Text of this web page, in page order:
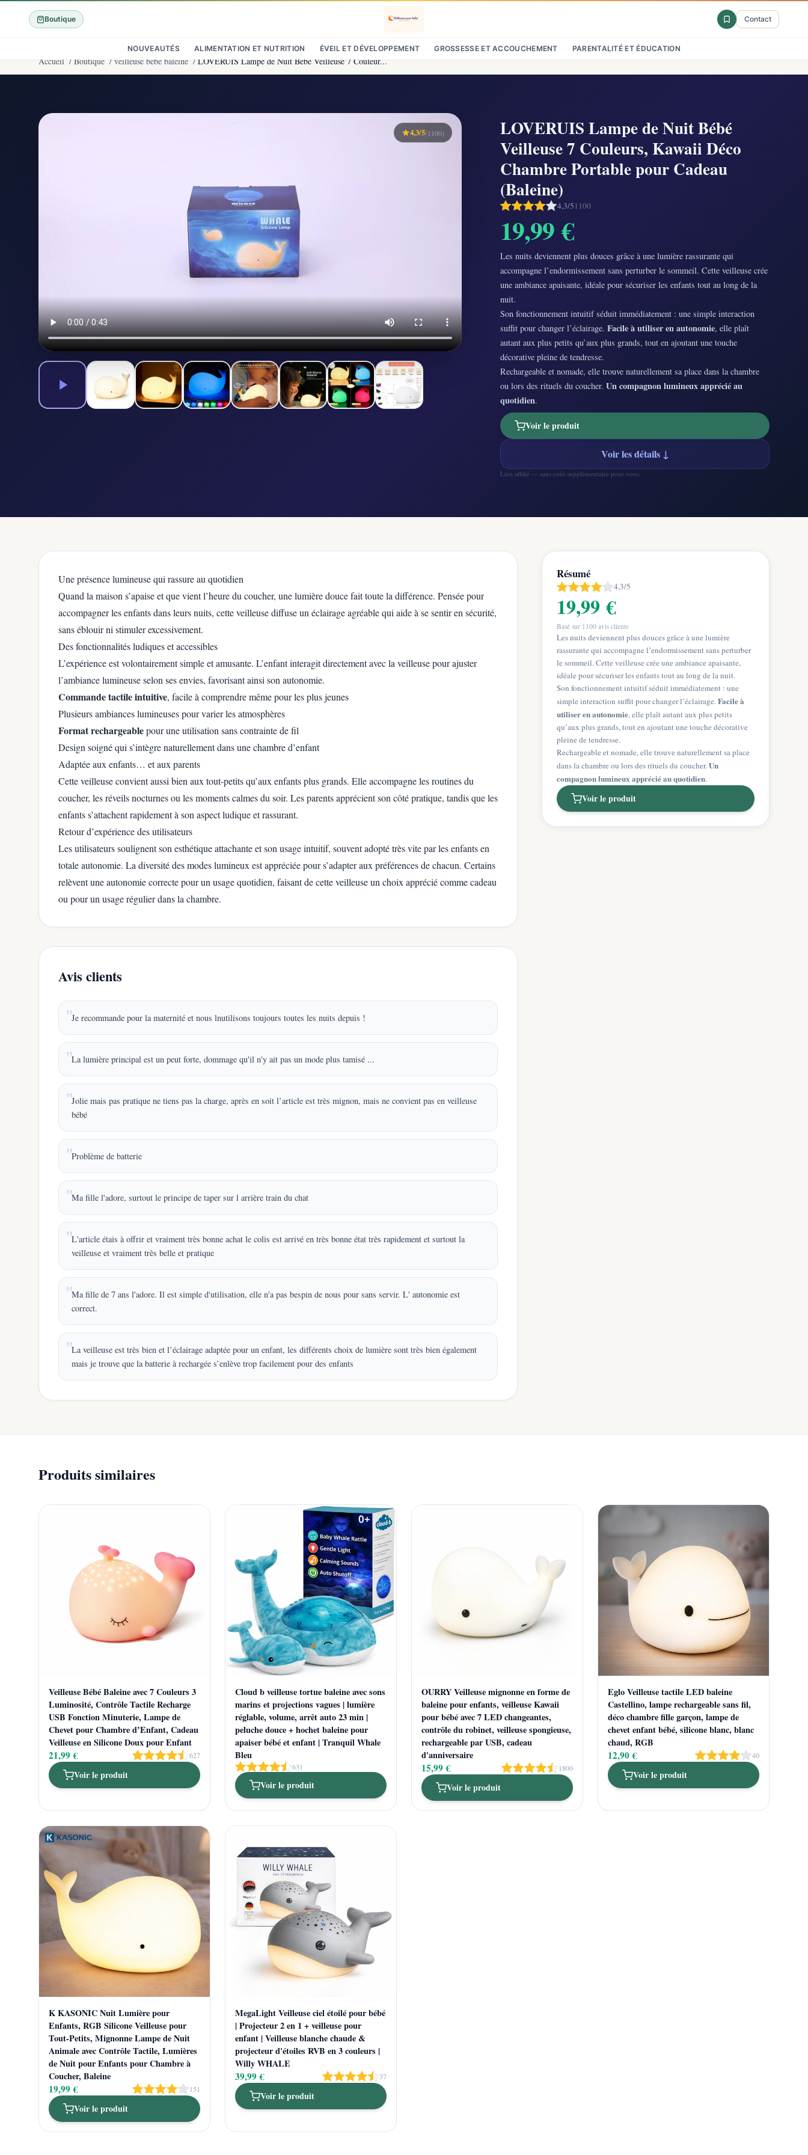
Boutique Contact
NOUVEAUTÉS ALIMENTATION ET NUTRITION ÉVEIL ET DÉVELOPPEMENT GROSSESSE ET ACCOUCHEMENT PARENTALITÉ ET ÉDUCATION
Accueil / Boutique / veilleuse bébé baleine / LOVERUIS Lampe de Nuit Bébé Veilleuse 7 Couleur...
4,3/5(1100)
LOVERUIS Lampe de Nuit Bébé
Veilleuse 7 Couleurs, Kawaii Déco
Chambre Portable pour Cadeau
(Baleine)
4,3/51100
19,99 €
Les nuits deviennent plus douces grâce à une lumière rassurante qui
accompagne l’endormissement sans perturber le sommeil. Cette veilleuse crée
une ambiance apaisante, idéale pour sécuriser les enfants tout au long de la
nuit.
Son fonctionnement intuitif séduit immédiatement : une simple interaction
suffit pour changer l’éclairage. Facile à utiliser en autonomie, elle plaît
autant aux plus petits qu’aux plus grands, tout en ajoutant une touche
décorative pleine de tendresse.
Rechargeable et nomade, elle trouve naturellement sa place dans la chambre
ou lors des rituels du coucher. Un compagnon lumineux apprécié au
quotidien.
Voir le produit
Voir les détails ↓
Lien affilié — sans coût supplémentaire pour vous.
Une présence lumineuse qui rassure au quotidien
Quand la maison s’apaise et que vient l’heure du coucher, une lumière douce fait toute la différence. Pensée pour
accompagner les enfants dans leurs nuits, cette veilleuse diffuse un éclairage agréable qui aide à se sentir en sécurité,
sans éblouir ni stimuler excessivement.
Des fonctionnalités ludiques et accessibles
L’expérience est volontairement simple et amusante. L’enfant interagit directement avec la veilleuse pour ajuster
l’ambiance lumineuse selon ses envies, favorisant ainsi son autonomie.
Commande tactile intuitive, facile à comprendre même pour les plus jeunes
Plusieurs ambiances lumineuses pour varier les atmosphères
Format rechargeablepour une utilisation sans contrainte de fil
Design soigné qui s’intègre naturellement dans une chambre d’enfant
Adaptée aux enfants… et aux parents
Cette veilleuse convient aussi bien aux tout-petits qu’aux enfants plus grands. Elle accompagne les routines du
coucher, les réveils nocturnes ou les moments calmes du soir. Les parents apprécient son côté pratique, tandis que les
enfants s’attachent rapidement à son aspect ludique et rassurant.
Retour d’expérience des utilisateurs
Les utilisateurs soulignent son esthétique attachante et son usage intuitif, souvent adopté très vite par les enfants en
totale autonomie. La diversité des modes lumineux est appréciée pour s’adapter aux préférences de chacun. Certains
relèvent une autonomie correcte pour un usage quotidien, faisant de cette veilleuse un choix apprécié comme cadeau
ou pour un usage régulier dans la chambre.
Avis clients
Je recommande pour la maternité et nous lnutilisons toujours toutes les nuits depuis !
La lumière principal est un peut forte, dommage qu'il n'y ait pas un mode plus tamisé ...
Jolie mais pas pratique ne tiens pas la charge, après en soit l’article est très mignon, mais ne convient pas en veilleuse
bébé
Problème de batterie
Ma fille l'adore, surtout le principe de taper sur l arrière train du chat
L'article étais à offrir et vraiment très bonne achat le colis est arrivé en très bonne état très rapidement et surtout la
veilleuse et vraiment très belle et pratique
Ma fille de 7 ans l'adore. Il est simple d'utilisation, elle n'a pas bespin de nous pour sans servir. L' autonomie est
correct.
La veilleuse est très bien et l’éclairage adaptée pour un enfant, les différents choix de lumière sont très bien également
mais je trouve que la batterie à rechargée s’enlève trop facilement pour des enfants
Résumé
4,3/5
19,99 €
Basé sur 1100 avis clients
Les nuits deviennent plus douces grâce à une lumière
rassurante qui accompagne l’endormissement sans perturber
le sommeil. Cette veilleuse crée une ambiance apaisante,
idéale pour sécuriser les enfants tout au long de la nuit.
Son fonctionnement intuitif séduit immédiatement : une
simple interaction suffit pour changer l’éclairage.Facile à
utiliser en autonomie, elle plaît autant aux plus petits
qu’aux plus grands, tout en ajoutant une touche décorative
pleine de tendresse.
Rechargeable et nomade, elle trouve naturellement sa place
dans la chambre ou lors des rituels du coucher.Un
compagnon lumineux apprécié au quotidien.
Voir le produit
Produits similaires
Veilleuse Bébé Baleine avec 7 Couleurs 3
Luminosité, Contrôle Tactile Recharge
USB Fonction Minuterie, Lampe de
Chevet pour Chambre d’Enfant, Cadeau
Veilleuse en Silicone Doux pour Enfant
21,99 € 627
Voir le produit
Cloud b veilleuse tortue baleine avec sons
marins et projections vagues | lumière
réglable, volume, arrêt auto 23 min |
peluche douce + hochet baleine pour
apaiser bébé et enfant | Tranquil Whale
Bleu
631
Voir le produit
OURRY Veilleuse mignonne en forme de
baleine pour enfants, veilleuse Kawaii
pour bébé avec 7 LED changeantes,
contrôle du robinet, veilleuse spongieuse,
rechargeable par USB, cadeau
d'anniversaire
15,99 € 1800
Voir le produit
Eglo Veilleuse tactile LED baleine
Castellino, lampe rechargeable sans fil,
déco chambre fille garçon, lampe de
chevet enfant bébé, silicone blanc, blanc
chaud, RGB
12,90 € 40
Voir le produit
K KASONIC Nuit Lumière pour
Enfants, RGB Silicone Veilleuse pour
Tout-Petits, Mignonne Lampe de Nuit
Animale avec Contrôle Tactile, Lumières
de Nuit pour Enfants pour Chambre à
Coucher, Baleine
19,99 € 151
Voir le produit
MegaLight Veilleuse ciel étoilé pour bébé
| Projecteur 2 en 1 + veilleuse pour
enfant | Veilleuse blanche chaude &
projecteur d'étoiles RVB en 3 couleurs |
Willy WHALE
39,99 € 37
Voir le produit